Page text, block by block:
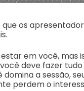
que os
em você, mas
deve fazer tudo
domina a sessão,
perdem o